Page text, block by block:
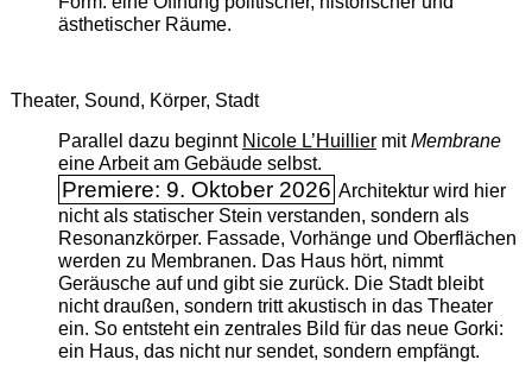
ästhetischer Räume.
Theater, Sound, Körper, Stadt
Parallel dazu beginnt Nicole L’Huilliermit ­Membrane
eine Arbeit am Gebäude selbst.
Premiere: 9. Oktober 2026 Architektur wird hier
nicht als statischer Stein verstanden, sondern als
Resonanzkörper. Fassade, Vorhänge und Oberflächen
werden zu Membranen. Das Haus hört, nimmt
Geräusche auf und gibt sie zurück. Die Stadt bleibt
nicht draußen, sondern tritt akustisch in das Theater
ein. So entsteht ein zentrales Bild für das neue Gorki:
ein Haus, das nicht nur sendet, sondern empfängt.